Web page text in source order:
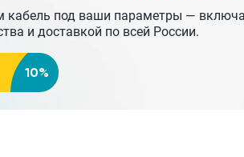
кабель под ваши параметры —
и доставкой по всей России.
10%